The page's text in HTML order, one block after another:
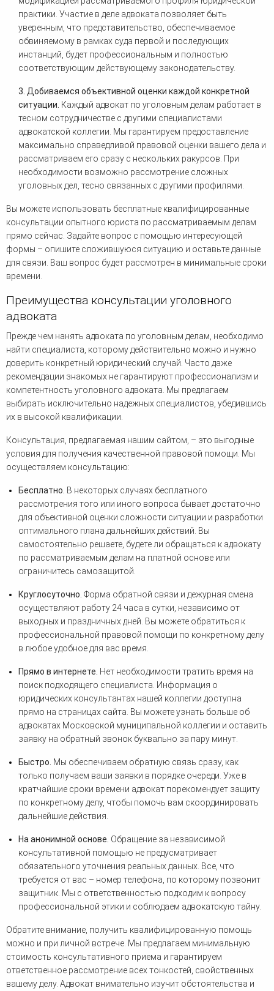
практики. Участие в деле адвоката позволяет быть
уверенным, что представительство, обеспечиваемое
обвиняемому в рамках суда первой и последующих
инстанций, будет профессиональным и полностью
соответствующим действующему законодательству.
3. Добиваемся объективной оценки каждой конкретной
ситуации. Каждый адвокат по уголовным делам работает в
тесном сотрудничестве с другими специалистами
адвокатской коллегии. Мы гарантируем предоставление
максимально справедливой правовой оценки вашего дела и
рассматриваем его сразу с нескольких ракурсов. При
необходимости возможно рассмотрение сложных
уголовных дел, тесно связанных с другими профилями.
Вы можете использовать бесплатные квалифицированные
консультации опытного юриста по рассматриваемым делам
прямо сейчас. Задайте вопрос с помощью интересующей
формы – опишите сложившуюся ситуацию и оставьте данные
для связи. Ваш вопрос будет рассмотрен в минимальные сроки
времени.
Преимущества консультации уголовного
адвоката
Прежде чем нанять адвоката по уголовным делам, необходимо
найти специалиста, которому действительно можно и нужно
доверить конкретный юридический случай. Часто даже
рекомендации знакомых не гарантируют профессионализм и
компетентность уголовного адвоката. Мы предлагаем
выбирать исключительно надежных специалистов, убедившись
их в высокой квалификации.
Консультация, предлагаемая нашим сайтом, – это выгодные
условия для получения качественной правовой помощи. Мы
осуществляем консультацию:
Бесплатно. В некоторых случаях бесплатного
рассмотрения того или иного вопроса бывает достаточно
для объективной оценки сложности ситуации и разработки
оптимального плана дальнейших действий. Вы
самостоятельно решаете, будете ли обращаться к адвокату
по рассматриваемым делам на платной основе или
ограничитесь самозащитой.
Круглосуточно. Форма обратной связи и дежурная смена
осуществляют работу 24 часа в сутки, независимо от
выходных и праздничных дней. Вы можете обратиться к
профессиональной правовой помощи по конкретному делу
в любое удобное для вас время.
Прямо в интернете. Нет необходимости тратить время на
поиск подходящего специалиста. Информация о
юридических консультантах нашей коллегии доступна
прямо на страницах сайта. Вы можете узнать больше об
адвокатах Московской муниципальной коллегии и оставить
заявку на обратный звонок буквально за пару минут.
Быстро. Мы обеспечиваем обратную связь сразу, как
только получаем ваши заявки в порядке очереди. Уже в
кратчайшие сроки времени адвокат порекомендует защиту
по конкретному делу, чтобы помочь вам скоординировать
дальнейшие действия.
На анонимной основе. Обращение за независимой
консультативной помощью не предусматривает
обязательного уточнения реальных данных. Все, что
требуется от вас – номер телефона, по которому позвонит
защитник. Мы с ответственностью подходим к вопросу
профессиональной этики и соблюдаем адвокатскую тайну.
Обратите внимание, получить квалифицированную помощь
можно и при личной встрече. Мы предлагаем минимальную
стоимость консультативного приема и гарантируем
ответственное рассмотрение всех тонкостей, свойственных
вашему делу. Адвокат внимательно изучит обстоятельства и